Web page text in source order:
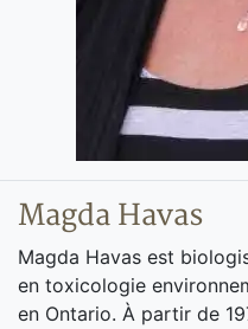
Magda Havas
Magda Havas est
en toxicologie
en Ontario. À partir de